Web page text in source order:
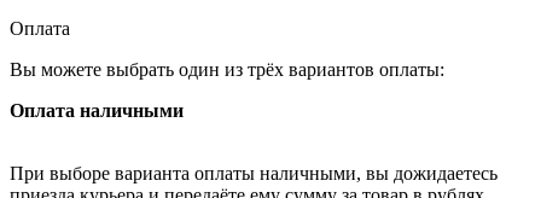
Оплата
Вы можете выбрать один из трёх вариантов оплаты:
Оплата наличными
При выборе варианта оплаты наличными, вы дожидаетесь